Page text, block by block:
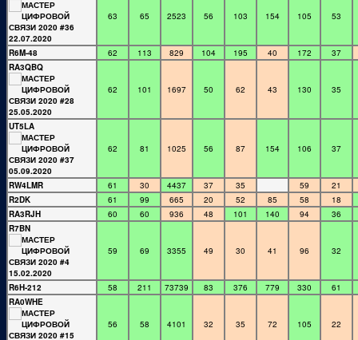
63
65 2523 56 103 154 105 53
R6M-48 62 113 829 104 195 40 172
37
RA3QBQ
62
101 1697 50 62 43 130 35
UT5LA
62
81 1025 56 87 154 106 37
RW4LMR 61 30 4437 37 35 59
21
R2DK
61 99 665 20 52 85 58
18
RA3RJH
60 60 936 48 101 140 94
36
R7BN
59
69 3355 49 30 41 96 32
R6H-212 58 211 73739 83 376 779 330
61
RA0WHE
56
58 4101 32 35 72 105 22